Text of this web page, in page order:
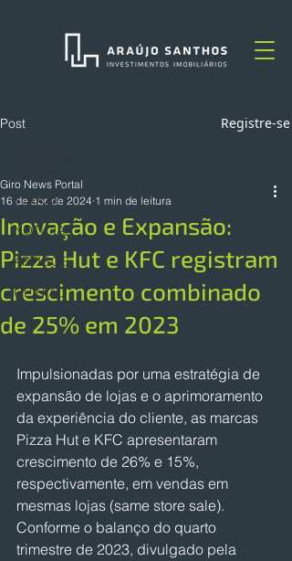
Post Registre-se
TODOS
NOTÍCIAS
ARTIGOS
OPINIÃO
Inovação e Expansão:
Pizza Hut e KFC registram
crescimento combinado
de 25% em 2023
Giro News Portal
16 de abr. de 2024 1 min de leitura
Impulsionadas por uma estratégia de
expansão de lojas e o aprimoramento
da experiência do cliente, as marcas
Pizza Hut e KFC apresentaram
crescimento de 26% e 15%,
respectivamente, em vendas em
mesmas lojas (same store sale).
Conforme o balanço do quarto
trimestre de 2023, divulgado pela